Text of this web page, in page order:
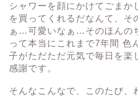
シャワーを顔にかけてごま
を買ってくれるだなんて、そ
ぁ…可愛いなぁ…そのほんの
って本当にこれまで7年間 色
子がただただ元気で毎日を楽
感謝です。
そんなこんなで、このたび、